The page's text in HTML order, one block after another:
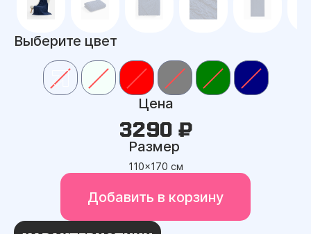
Выберите цвет
Цена
3290 ₽
Размер
110x170 см
Добавить в корзину